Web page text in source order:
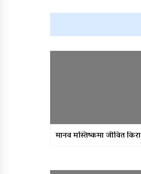
मानव मस्तिष्कमा जीवित किरा